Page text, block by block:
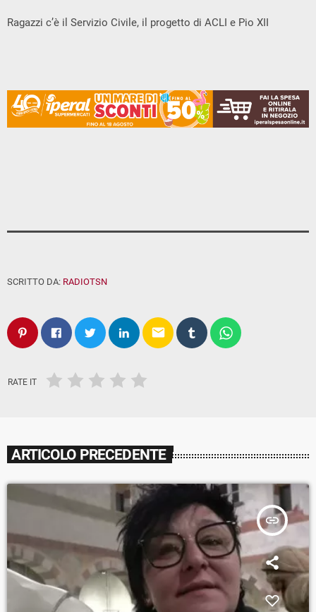
Ragazzi c’è il Servizio Civile, il progetto di ACLI e Pio XII
SCRITTO DA: RADIOTSN
email
RATE IT
ARTICOLO PRECEDENTE
insert_link